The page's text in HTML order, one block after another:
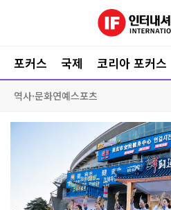
포커스 국제 코리아 포커스
역사·문화연예스포츠